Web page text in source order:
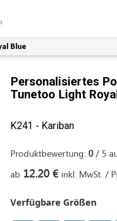
Blue
Personalisiertes
Tunetoo Light
K241 - Kariban
Produktbewertung:0 / 5
ab 12.20 € inkl. MwSt. /
Verfügbare Größen